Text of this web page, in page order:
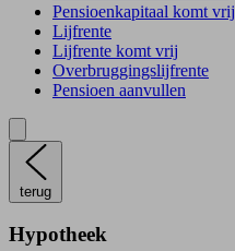
Pensioenkapitaal komt vrij
Lijfrente
Lijfrente komt vrij
Overbruggingslijfrente
Pensioen aanvullen
terug
Hypotheek